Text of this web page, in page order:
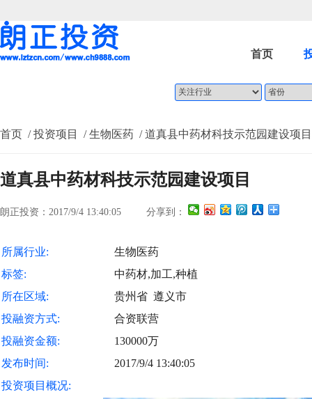
首页
首页 / 投资项目 / 生物医药 / 道真县中药材科技示范园建设项目
道真县中药材科技示范园建设项目
朗正投资：2017/9/4 13:40:05 分享到：
所属行业:
生物医药
标签:
中药材,加工,种植
所在区域:
贵州省 遵义市
投融资方式:
合资联营
投融资金额:
130000万
发布时间:
2017/9/4 13:40:05
投资项目概况: